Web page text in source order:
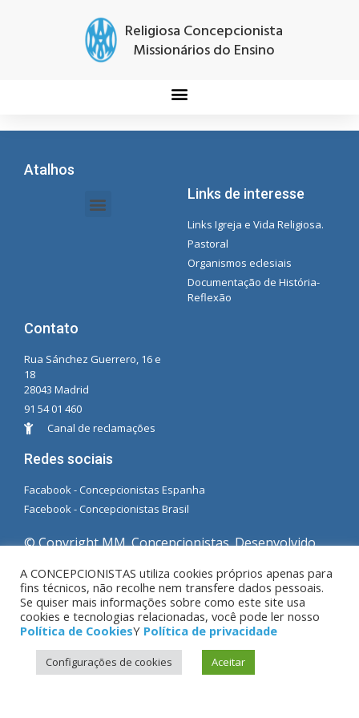
Religiosa Concepcionista
Missionários do Ensino
Atalhos
Links de interesse
Links Igreja e Vida Religiosa.
Pastoral
Organismos eclesiais
Documentação de História-
Reflexão
Contato
Rua Sánchez Guerrero, 16 e
18
28043 Madrid
91 54 01 460
Canal de reclamações
Redes sociais
Facabook - Concepcionistas Espanha
Facebook - Concepcionistas Brasil
© Copyright MM. Concepcionistas. Desenvolvido
Aviso Legal|Política de privacidade |Política de
A CONCEPCIONISTAS utiliza cookies próprios apenas para
fins técnicos, não recolhe nem transfere dados pessoais.
Se quiser mais informações sobre como este site usa
cookies e tecnologias relacionadas, você pode ler nosso
Política de CookiesY Política de privacidade
Configurações de cookies Aceitar